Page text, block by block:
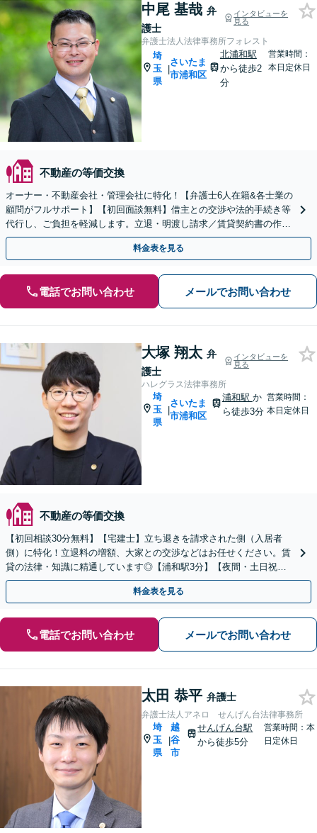
中尾 基哉 弁
護士
インタビューを
見る
弁護士法人法律事務所フォレスト
埼
玉
県
|
さいたま
市浦和区
北浦和駅
から徒歩2
分
営業時間：
本日定休日
不動産の等価交換
オーナー・不動産会社・管理会社に特化！【弁護士6人在籍&各士業の
顧問がフルサポート】【初回面談無料】借主との交渉や法的手続き等
代行し、ご負担を軽減します。立退・明渡し請求／賃貸契約書の作
成・チェックなどお気軽にご相談ください【北浦和駅2分】
料金表を見る
電話でお問い合わせ メールでお問い合わせ
大塚 翔太 弁
護士
インタビューを
見る
ハレグラス法律事務所
埼
玉
県
|
さいたま
市浦和区
浦和駅 か
ら徒歩3分
営業時間：
本日定休日
不動産の等価交換
【初回相談30分無料】【宅建士】立ち退きを請求された側（入居者
側）に特化！立退料の増額、大家との交渉などはお任せください。賃
貸の法律・知識に精通しています◎【浦和駅3分】【夜間・土日祝面
談可】
料金表を見る
電話でお問い合わせ メールでお問い合わせ
太田 恭平 弁護士
弁護士法人アネロ せんげん台法律事務所
埼
玉
県
|
越
谷
市
せんげん台駅
から徒歩5分
営業時間：本
日定休日